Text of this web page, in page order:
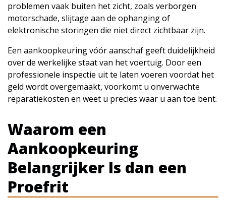
problemen vaak buiten het zicht, zoals verborgen
motorschade, slijtage aan de ophanging of
elektronische storingen die niet direct zichtbaar zijn.
Een aankoopkeuring vóór aanschaf geeft duidelijkheid
over de werkelijke staat van het voertuig. Door een
professionele inspectie uit te laten voeren voordat het
geld wordt overgemaakt, voorkomt u onverwachte
reparatiekosten en weet u precies waar u aan toe bent.
Waarom een
Aankoopkeuring
Belangrijker Is dan een
Proefrit